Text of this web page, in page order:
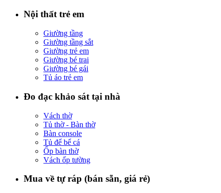
Nội thất trẻ em
Giường tầng
Giường tầng sắt
Giường trẻ em
Giường bé trai
Giường bé gái
Tủ áo trẻ em
Đo đạc khảo sát tại nhà
Vách thờ
Tủ thờ - Bàn thờ
Bàn console
Tủ để bể cá
Ốp bàn thờ
Vách ốp tường
Mua về tự ráp (bán sẵn, giá rẻ)